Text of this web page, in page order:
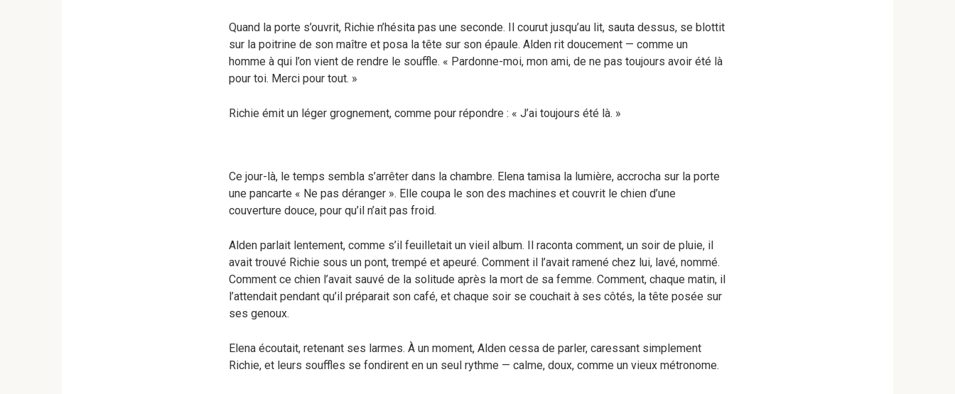
Quand la porte s’ouvrit, Richie n’hésita pas une seconde. Il courut jusqu’au lit, sauta dessus, se blottit
sur la poitrine de son maître et posa la tête sur son épaule. Alden rit doucement — comme un
homme à qui l’on vient de rendre le souffle. « Pardonne-moi, mon ami, de ne pas toujours avoir été là
pour toi. Merci pour tout. »
Richie émit un léger grognement, comme pour répondre : « J’ai toujours été là. »
Ce jour-là, le temps sembla s’arrêter dans la chambre. Elena tamisa la lumière, accrocha sur la porte
une pancarte « Ne pas déranger ». Elle coupa le son des machines et couvrit le chien d’une
couverture douce, pour qu’il n’ait pas froid.
Alden parlait lentement, comme s’il feuilletait un vieil album. Il raconta comment, un soir de pluie, il
avait trouvé Richie sous un pont, trempé et apeuré. Comment il l’avait ramené chez lui, lavé, nommé.
Comment ce chien l’avait sauvé de la solitude après la mort de sa femme. Comment, chaque matin, il
l’attendait pendant qu’il préparait son café, et chaque soir se couchait à ses côtés, la tête posée sur
ses genoux.
Elena écoutait, retenant ses larmes. À un moment, Alden cessa de parler, caressant simplement
Richie, et leurs souffles se fondirent en un seul rythme — calme, doux, comme un vieux métronome.